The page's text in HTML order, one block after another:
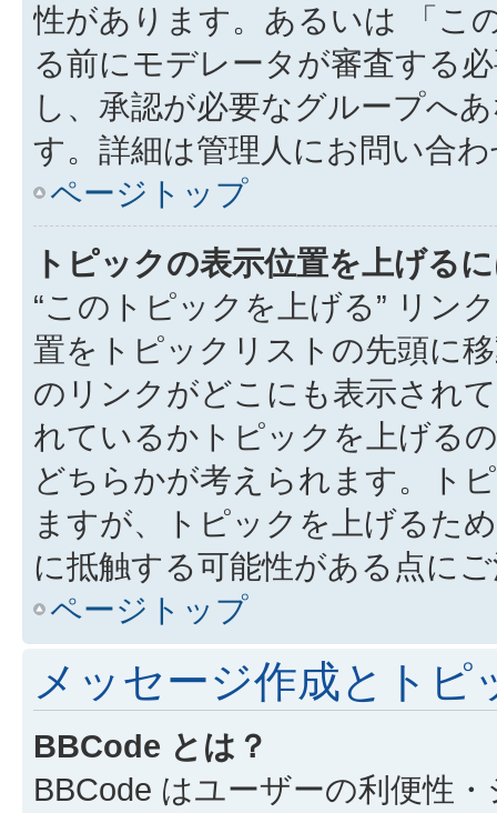
性があります。あるいは 「こ
る前にモデレータが審査する
し、承認が必要なグループへ
す。詳細は管理人にお問い合
ページトップ
トピックの表示位置を上げる
“このトピックを上げる” リン
置をトピックリストの先頭に
のリンクがどこにも表示され
れているかトピックを上げる
どちらかが考えられます。ト
ますが、トピックを上げるた
に抵触する可能性がある点に
ページトップ
メッセージ作成とトピ
BBCode とは？
BBCode はユーザーの利便性